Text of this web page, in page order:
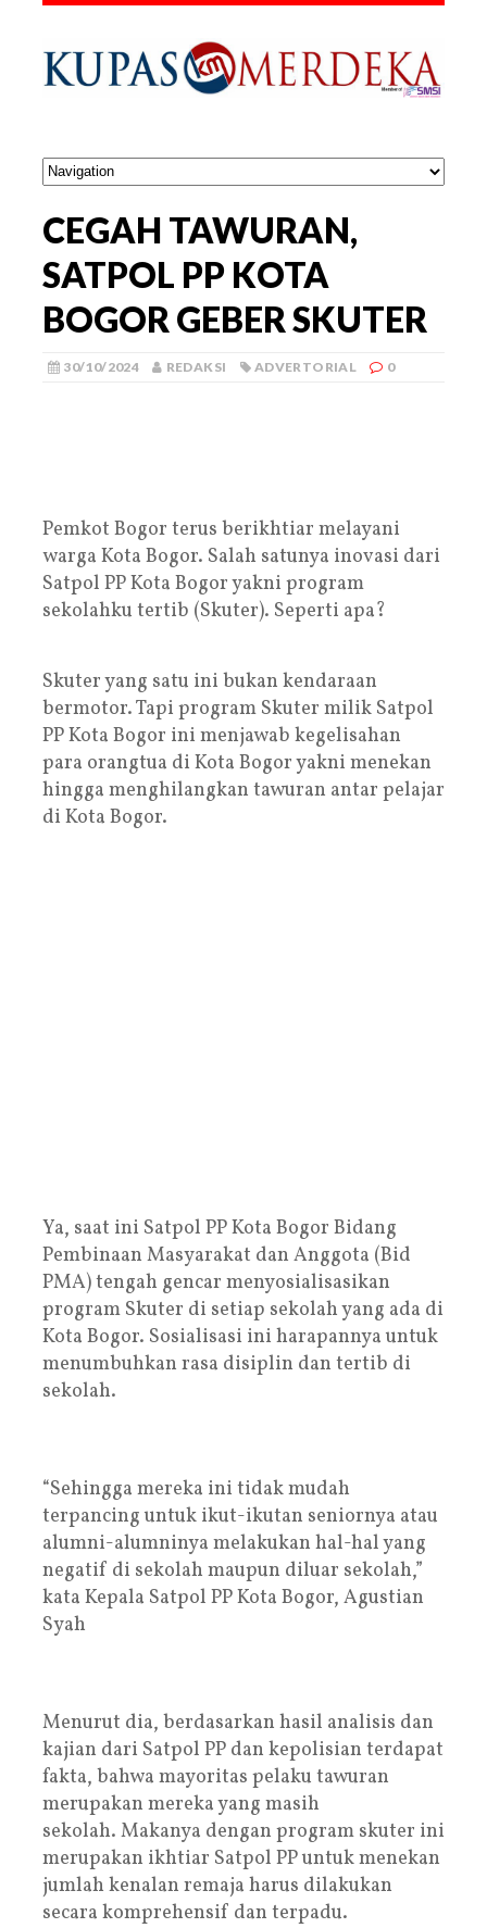
CEGAH TAWURAN,
SATPOL PP KOTA
BOGOR GEBER SKUTER
30/10/2024 REDAKSI ADVERTORIAL 0
Pemkot Bogor terus berikhtiar melayani
warga Kota Bogor. Salah satunya inovasi dari
Satpol PP Kota Bogor yakni program
sekolahku tertib (Skuter). Seperti apa?
Skuter yang satu ini bukan kendaraan
bermotor. Tapi program Skuter milik Satpol
PP Kota Bogor ini menjawab kegelisahan
para orangtua di Kota Bogor yakni menekan
hingga menghilangkan tawuran antar pelajar
di Kota Bogor.
Ya, saat ini Satpol PP Kota Bogor Bidang
Pembinaan Masyarakat dan Anggota (Bid
PMA) tengah gencar menyosialisasikan
program Skuter di setiap sekolah yang ada di
Kota Bogor. Sosialisasi ini harapannya untuk
menumbuhkan rasa disiplin dan tertib di
sekolah.
“Sehingga mereka ini tidak mudah
terpancing untuk ikut-ikutan seniornya atau
alumni-alumninya melakukan hal-hal yang
negatif di sekolah maupun diluar sekolah,”
kata Kepala Satpol PP Kota Bogor, Agustian
Syah
Menurut dia, berdasarkan hasil analisis dan
kajian dari Satpol PP dan kepolisian terdapat
fakta, bahwa mayoritas pelaku tawuran
merupakan mereka yang masih
sekolah. Makanya dengan program skuter ini
merupakan ikhtiar Satpol PP untuk menekan
jumlah kenalan remaja harus dilakukan
secara komprehensif dan terpadu.